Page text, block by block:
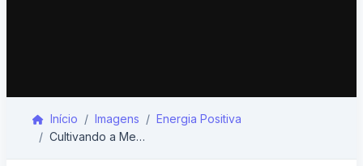
Início Imagens
Energia Positiva
Cultivando a Melhor Versão